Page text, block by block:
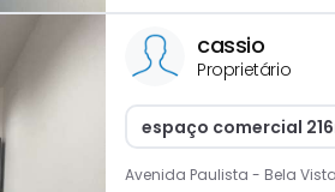
cassio
Proprietário
espaço comercial
Avenida Paulista - Bela Vista